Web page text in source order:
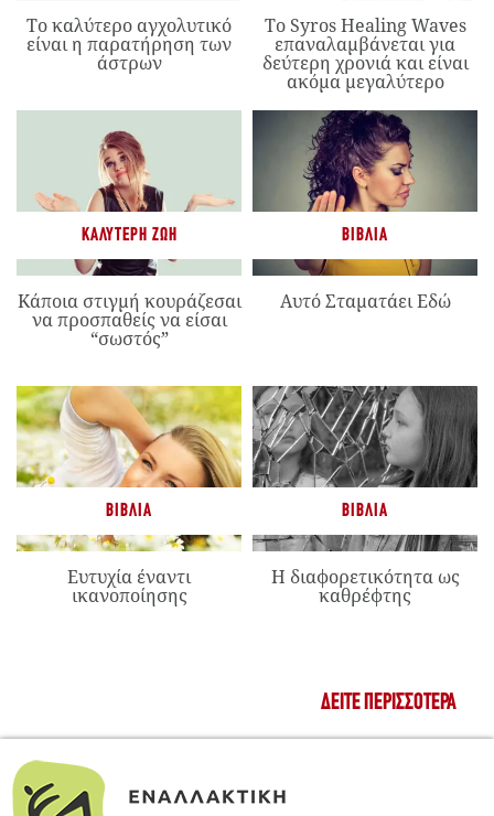
Το καλύτερο αγχολυτικό
είναι η παρατήρηση των
άστρων
Το Syros Healing Waves
επαναλαμβάνεται για
δεύτερη χρονιά και είναι
ακόμα μεγαλύτερο
ΚΑΛΎΤΕΡΗ ΖΩΉ
Κάποια στιγμή κουράζεσαι
να προσπαθείς να είσαι
“σωστός”
ΒΙΒΛΊΑ
Αυτό Σταματάει Εδώ
ΒΙΒΛΊΑ
Ευτυχία έναντι
ικανοποίησης
ΒΙΒΛΊΑ
Η διαφορετικότητα ως
καθρέφτης
ΔΕΊΤΕ ΠΕΡΙΣΣΌΤΕΡΑ